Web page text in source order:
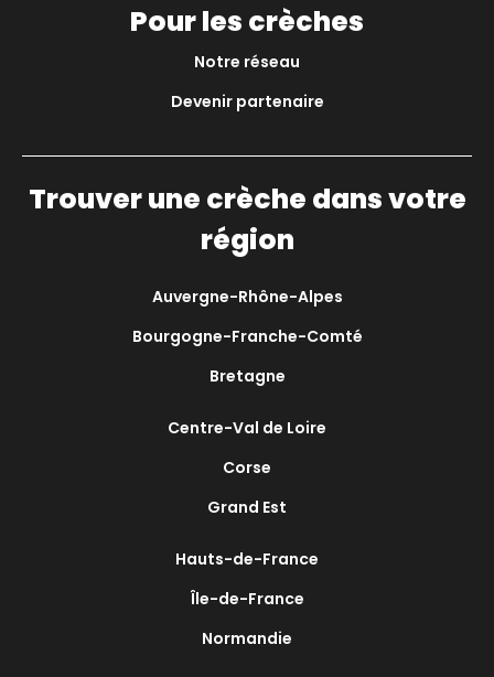
Pour les crèches
Notre réseau
Devenir partenaire
Trouver une crèche dans votre
région
Auvergne-Rhône-Alpes
Bourgogne-Franche-Comté
Bretagne
Centre-Val de Loire
Corse
Grand Est
Hauts-de-France
Île-de-France
Normandie